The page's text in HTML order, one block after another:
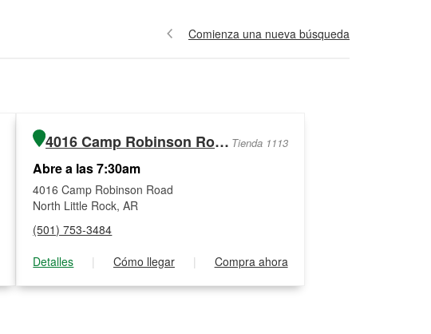
Comienza una nueva búsqueda
4016 Camp Robinson Road Tienda 1113
Abre a las 7:30am
4016 Camp Robinson Road
North Little Rock, AR
(501) 753-3484
Detalles
| Cómo llegar | Compra ahora